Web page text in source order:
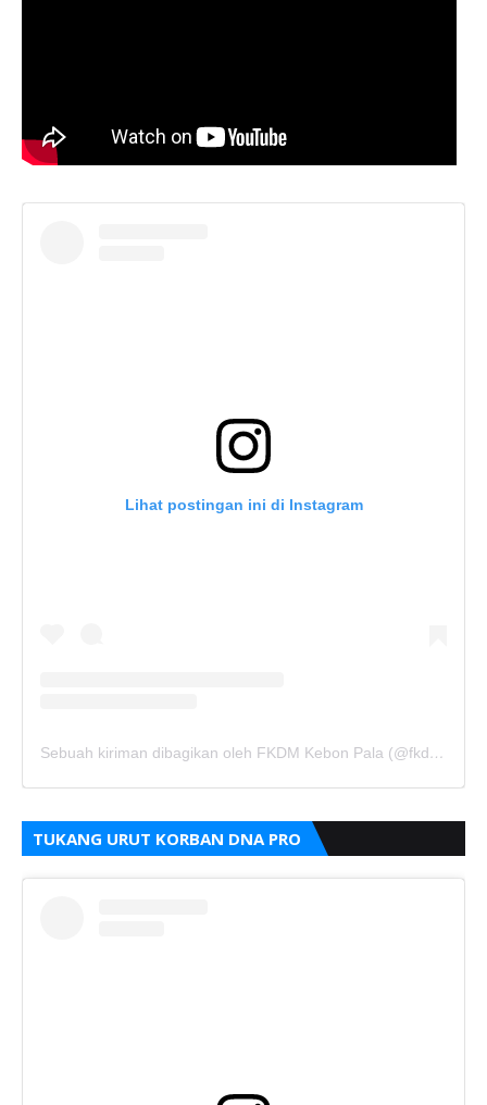
Lihat postingan ini di Instagram
Sebuah kiriman dibagikan oleh FKDM Kebon Pala (@fkdm_kebonpala)
TUKANG URUT KORBAN DNA PRO